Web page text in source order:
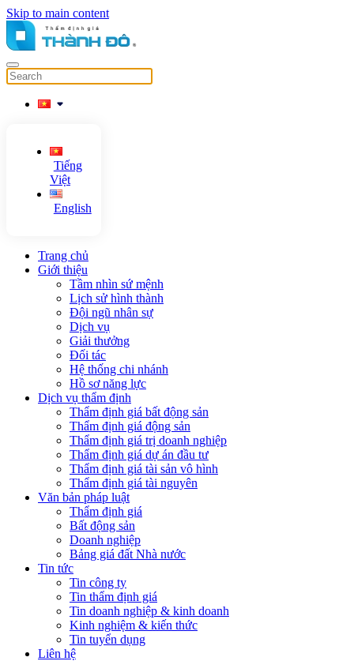
Skip to main content
Tiếng
Việt
English
Trang chủ
Giới thiệu
Tầm nhìn sứ mệnh
Lịch sử hình thành
Đội ngũ nhân sự
Dịch vụ
Giải thưởng
Đối tác
Hệ thống chi nhánh
Hồ sơ năng lực
Dịch vụ thẩm định
Thẩm định giá bất động sản
Thẩm định giá động sản
Thẩm định giá trị doanh nghiệp
Thẩm định giá dự án đầu tư
Thẩm định giá tài sản vô hình
Thẩm định giá tài nguyên
Văn bản pháp luật
Thẩm định giá
Bất động sản
Doanh nghiệp
Bảng giá đất Nhà nước
Tin tức
Tin công ty
Tin thẩm định giá
Tin doanh nghiệp & kinh doanh
Kinh nghiệm & kiến thức
Tin tuyển dụng
Liên hệ